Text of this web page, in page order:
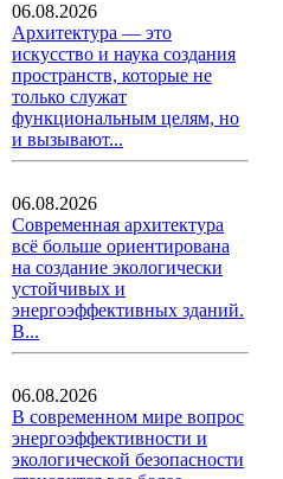
06.08.2026
Архитектура — это
искусство и наука создания
пространств, которые не
только служат
функциональным целям, но
и вызывают...
06.08.2026
Современная архитектура
всё больше ориентирована
на создание экологически
устойчивых и
энергоэффективных зданий.
В...
06.08.2026
В современном мире вопрос
энергоэффективности и
экологической безопасности